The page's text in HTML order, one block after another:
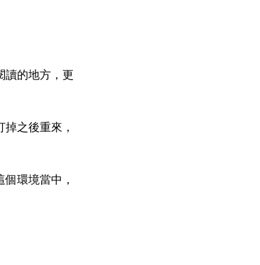
讀的地方，更
之後重來，
環境當中，